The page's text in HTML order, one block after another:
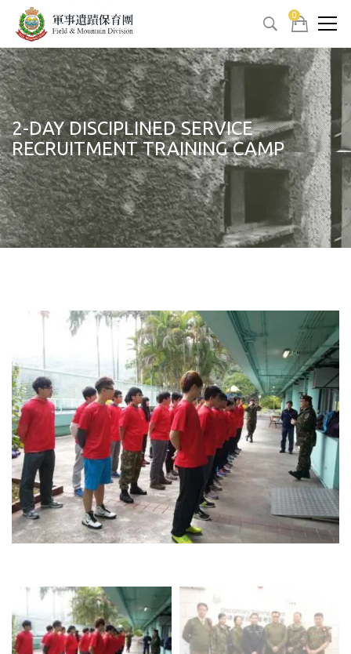
0
2-DAY DISCIPLINED SERVICE
RECRUITMENT TRAINING CAMP